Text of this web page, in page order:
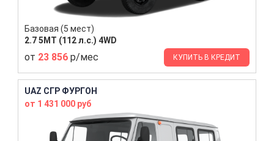
Базовая (5 мест)
2.7 5MT (112 л.с.) 4WD
от 23 856 р/мес КУПИТЬ В КРЕДИТ
UAZ СГР ФУРГОН
от 1 431 000 руб